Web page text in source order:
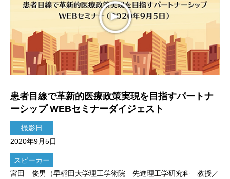
患者目線で革新的医療政策実現を目指すパートナ
ーシップ WEBセミナーダイジェスト
撮影日
2020年9月5日
スピーカー
宮田 俊男（早稲田大学理工学術院 先進理工学研究科 教授／